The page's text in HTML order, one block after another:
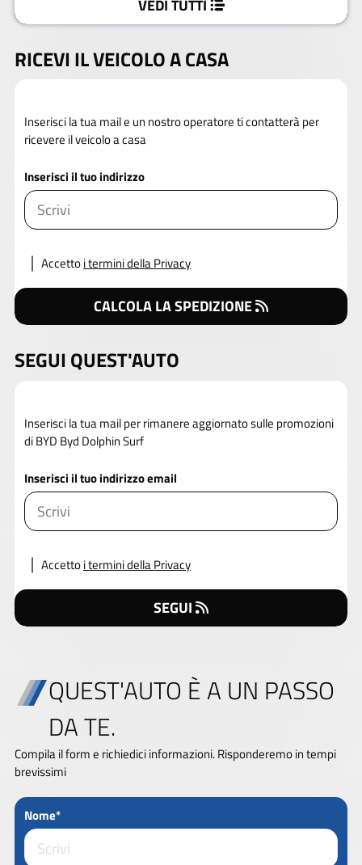
VEDI TUTTI
RICEVI IL VEICOLO A CASA
Inserisci la tua mail e un nostro operatore ti contatterà per
ricevere il veicolo a casa
Inserisci il tuo indirizzo
Accettoi termini della Privacy
CALCOLA LA SPEDIZIONE
SEGUI QUEST'AUTO
Inserisci la tua mail per rimanere aggiornato sulle promozioni
di BYD Byd Dolphin Surf
Inserisci il tuo indirizzo email
Accettoi termini della Privacy
SEGUI
QUEST'AUTO È A UN PASSO
DA TE.
Compila il form e richiedici informazioni. Risponderemo in tempi
brevissimi
Nome*